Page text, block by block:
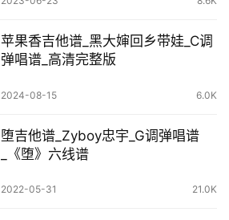
苹果香吉他谱_黑大婶回乡带娃_C调
弹唱谱_高清完整版
2024-08-15 6.0K
堕吉他谱_Zyboy忠宇_G调弹唱谱
_《堕》六线谱
2022-05-31 21.0K